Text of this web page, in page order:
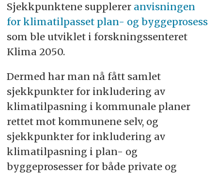
Sjekkpunktene supplerer anvisningen
for klimatilpasset plan- og byggeprosess
som ble utviklet i forskningssenteret
Klima 2050.
Dermed har man nå fått samlet
sjekkpunkter for inkludering av
klimatilpasning i kommunale planer
rettet mot kommunene selv, og
sjekkpunkter for inkludering av
klimatilpasning i plan- og
byggeprosesser for både private og